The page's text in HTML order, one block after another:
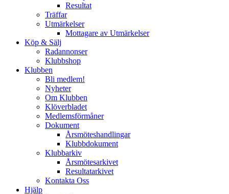
Resultat
Träffar
Utmärkelser
Mottagare av Utmärkelser
Köp & Sälj
Radannonser
Klubbshop
Klubben
Bli medlem!
Nyheter
Om Klubben
Klöverbladet
Medlemsförmåner
Dokument
Årsmöteshandlingar
Klubbdokument
Klubbarkiv
Årsmötesarkivet
Resultatarkivet
Kontakta Oss
Hjälp